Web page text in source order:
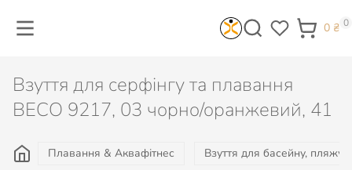
0 ₴ 0
Взуття для серфінгу та плавання
BECO 9217, 03 чорно/оранжевий, 41
Плавання & Аквафітнес Взуття для басейну, пляжу,